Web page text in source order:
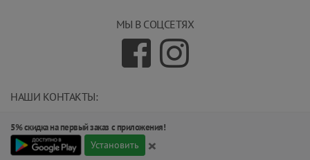
МЫ В СОЦСЕТЯХ
НАШИ КОНТАКТЫ:
(+992) 551 555 551
734000, г.Душанбе, ул.Карамова 205.
5% скидка на первый заказ с приложения!
Установить ×